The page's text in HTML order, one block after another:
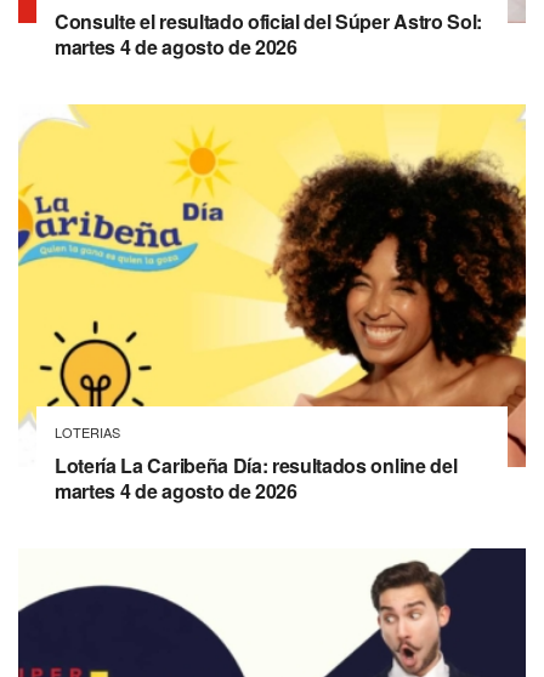
Consulte el resultado oficial del Súper Astro Sol:
martes 4 de agosto de 2026
LOTERIAS
Lotería La Caribeña Día: resultados online del
martes 4 de agosto de 2026